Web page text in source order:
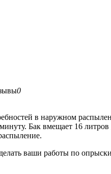
0
в наружном
Бак вмещает 16
ваши работы по